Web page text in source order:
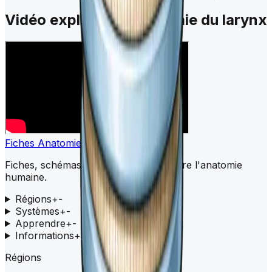
Vidéo explicative anatomie du larynx
Fiches Anatomie
Fiches, schémas et quiz pour apprendre l'anatomie
humaine.
Régions+-
Systèmes+-
Apprendre+-
Informations+-
Régions